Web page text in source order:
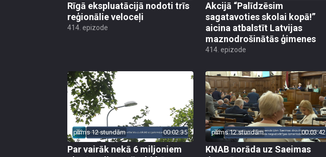
Rīgā ekspluatācijā nodoti trīs
reģionālie veloceļi
414. epizode
Akcijā “Palīdzēsim
sagatavoties skolai kopā!”
aicina atbalstīt Latvijas
maznodrošinātās ģimenes
414. epizode
pirms 12 stundām 00:02:35
Par vairāk nekā 6 miljoniem
pirms 12 stundām 00:03:42
KNAB norāda uz Saeimas